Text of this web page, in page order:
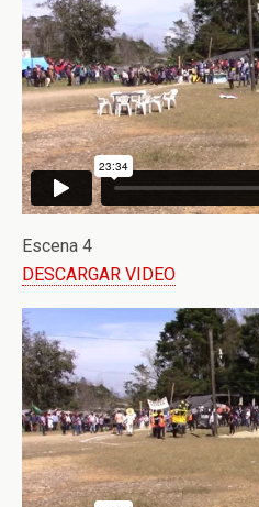
Escena 4
DESCARGAR VIDEO